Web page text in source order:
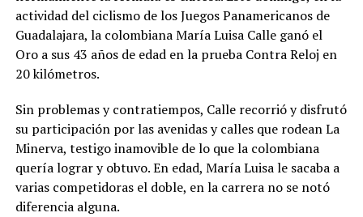
actividad del ciclismo de los Juegos Panamericanos de
Guadalajara, la colombiana María Luisa Calle ganó el
Oro a sus 43 años de edad en la prueba Contra Reloj en
20 kilómetros.
Sin problemas y contratiempos, Calle recorrió y disfrutó
su participación por las avenidas y calles que rodean La
Minerva, testigo inamovible de lo que la colombiana
quería lograr y obtuvo. En edad, María Luisa le sacaba a
varias competidoras el doble, en la carrera no se notó
diferencia alguna.